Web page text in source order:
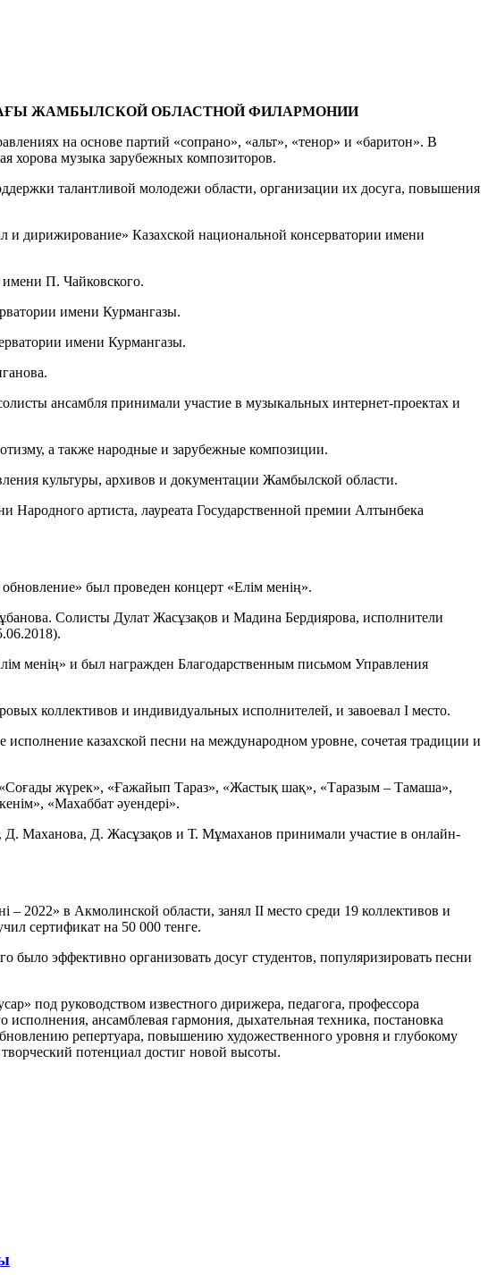
ЖАМБЫЛСКОЙ ОБЛАСТНОЙ ФИЛАРМОНИИ
на основе партий «сопрано», «альт», «тенор» и «баритон». В
хорова музыка зарубежных композиторов.
талантливой молодежи области, организации их досуга, повышения
и дирижирование» Казахской национальной консерватории имени
П. Чайковского.
имени Курмангазы.
имени Курмангазы.
ансамбля принимали участие в музыкальных интернет-проектах и
а также народные и зарубежные композиции.
культуры, архивов и документации Жамбылской области.
артиста, лауреата Государственной премии Алтынбека
был проведен концерт «Елім менің».
Солисты Дулат Жасұзақов и Мадина Бердиярова, исполнители
менің» и был награжден Благодарственным письмом Управления
коллективов и индивидуальных исполнителей, и завоевал I место.
казахской песни на международном уровне, сочетая традиции и
жүрек», «Ғажайып Тараз», «Жастық шақ», «Таразым – Тамаша»,
«Махаббат әуендері».
Маханова, Д. Жасұзақов и Т. Мұмаханов принимали участие в онлайн-
2022» в Акмолинской области, занял II место среди 19 коллективов и
сертификат на 50 000 тенге.
эффективно организовать досуг студентов, популяризировать песни
под руководством известного дирижера, педагога, профессора
ансамблевая гармония, дыхательная техника, постановка
репертуара, повышению художественного уровня и глубокому
потенциал достиг новой высоты.